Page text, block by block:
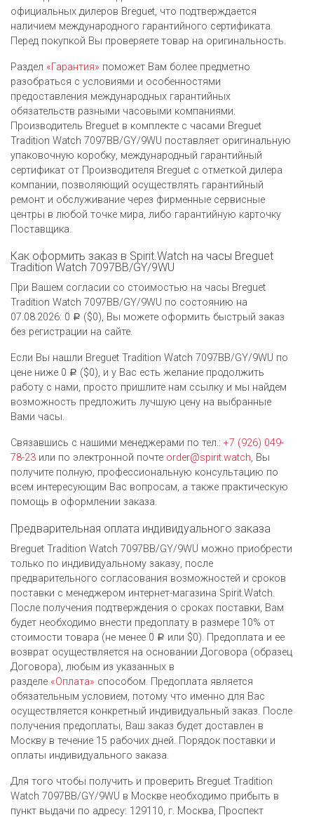
официальных дилеров Breguet, что подтверждается
наличием международного гарантийного сертификата.
Перед покупкой Вы проверяете товар на оригинальность.
Раздел «Гарантия» поможет Вам более предметно
разобраться с условиями и особенностями
предоставления международных гарантийных
обязательств разными часовыми компаниями.
Производитель Breguet в комплекте с часами Breguet
Tradition Watch 7097BB/GY/9WU поставляет оригинальную
упаковочную коробку, международный гарантийный
сертификат от Производителя Breguet c отметкой дилера
компании, позволяющий осуществлять гарантийный
ремонт и обслуживание через фирменные сервисные
центры в любой точке мира, либо гарантийную карточку
Поставщика.
Как оформить заказ в Spirit.Watch на часы Breguet
Tradition Watch 7097BB/GY/9WU
При Вашем согласии со стоимостью на часы Breguet
Tradition Watch 7097BB/GY/9WU по состоянию на
07.08.2026: 0 Р ($0), Вы можете оформить быстрый заказ
без регистрации на сайте.
Если Вы нашли Breguet Tradition Watch 7097BB/GY/9WU по
цене ниже 0 Р ($0), и у Вас есть желание продолжить
работу с нами, просто пришлите нам ссылку и мы найдем
возможность предложить лучшую цену на выбранные
Вами часы.
Связавшись с нашими менеджерами по тел.: +7 (926) 049-
78-23 или по электронной почте order@spirit.watch, Вы
получите полную, профессиональную консультацию по
всем интересующим Вас вопросам, а также практическую
помощь в оформлении заказа.
Предварительная оплата индивидуального заказа
Breguet Tradition Watch 7097BB/GY/9WU можно приобрести
только по индивидуальному заказу, после
предварительного согласования возможностей и сроков
поставки с менеджером интернет-магазина Spirit.Watch.
После получения подтверждения о сроках поставки, Вам
будет необходимо внести предоплату в размере 10% от
стоимости товара (не менее 0 Р или $0). Предоплата и ее
возврат осуществляется на основании Договора (образец
Договора), любым из указанных в
разделе «Оплата» способом. Предоплата является
обязательным условием, потому что именно для Вас
осуществляется конкретный индивидуальный заказ. После
получения предоплаты, Ваш заказ будет доставлен в
Москву в течение 15 рабочих дней. Порядок поставки и
оплаты индивидуального заказа.
Для того чтобы получить и проверить Breguet Tradition
Watch 7097BB/GY/9WU в Москве необходимо прибыть в
пункт выдачи по адресу: 129110, г. Москва, Проспект